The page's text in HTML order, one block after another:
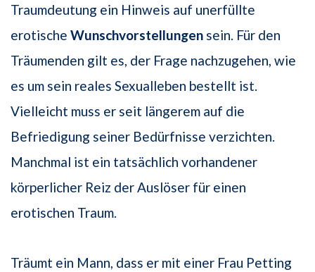
Traumdeutung ein Hinweis auf unerfüllte
erotische Wunschvorstellungen sein. Für den
Träumenden gilt es, der Frage nachzugehen, wie
es um sein reales Sexualleben bestellt ist.
Vielleicht muss er seit längerem auf die
Befriedigung seiner Bedürfnisse verzichten.
Manchmal ist ein tatsächlich vorhandener
körperlicher Reiz der Auslöser für einen
erotischen Traum.
Träumt ein Mann, dass er mit einer Frau Petting